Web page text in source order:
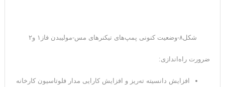
شکل۸-وضعیت کنونی پمپ‌های تیکنرهای مس-مولیبدن فاز۱ و۲
ضرورت راه‌اندازی:
افزایش دانسیته ته‌ریز و افزایش کارایی مدار فلوتاسیون کارخانه